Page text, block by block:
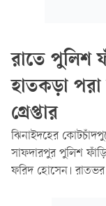
রাতে পুলিশ
হাতকড়া
গ্রেপ্তার
ঝিনাইদহের
সাফদারপুর পুলিশ
ফরিদ হোসেন। রাতভর